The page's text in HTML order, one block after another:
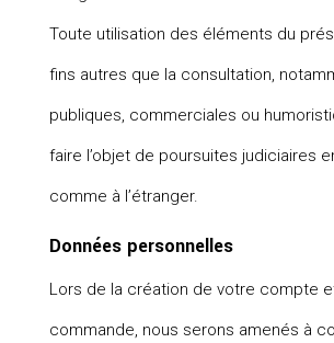
Toute utilisation des éléments du
fins autres que la consultation,
publiques, commerciales ou
faire l’objet de poursuites judiciaires
comme à l’étranger.
Données personnelles
Lors de la création de votre compte
commande, nous serons amenés à